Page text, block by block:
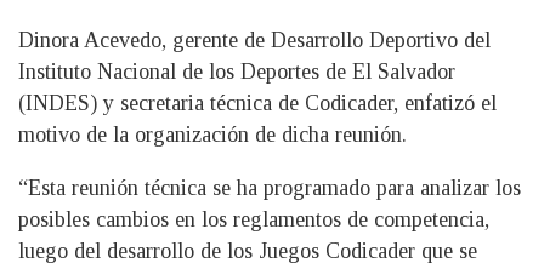
Dinora Acevedo, gerente de Desarrollo Deportivo del
Instituto Nacional de los Deportes de El Salvador
(INDES) y secretaria técnica de Codicader, enfatizó el
motivo de la organización de dicha reunión.
“Esta reunión técnica se ha programado para analizar los
posibles cambios en los reglamentos de competencia,
luego del desarrollo de los Juegos Codicader que se